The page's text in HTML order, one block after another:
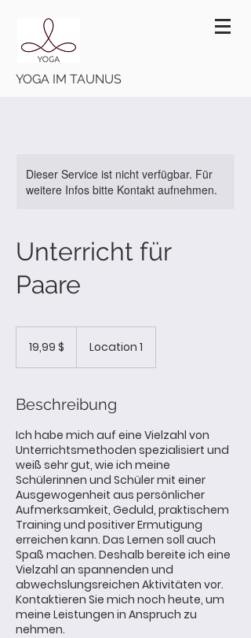
YOGA IM TAUNUS
Dieser Service ist nicht verfügbar. Für
weitere Infos bitte Kontakt aufnehmen.
Unterricht für
Paare
Dollar19,99 $ Location 1
Beschreibung
Ich habe mich auf eine Vielzahl von
Unterrichtsmethoden spezialisiert und
weiß sehr gut, wie ich meine
Schülerinnen und Schüler mit einer
Ausgewogenheit aus persönlicher
Aufmerksamkeit, Geduld, praktischem
Training und positiver Ermutigung
erreichen kann. Das Lernen soll auch
Spaß machen. Deshalb bereite ich eine
Vielzahl an spannenden und
abwechslungsreichen Aktivitäten vor.
Kontaktieren Sie mich noch heute, um
meine Leistungen in Anspruch zu
nehmen.